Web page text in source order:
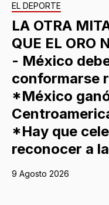
EL DEPORTE
LA OTRA
QUE EL ORO
- México
conformarse
*México
*Hay que
reconocer a
9 Agosto 2026